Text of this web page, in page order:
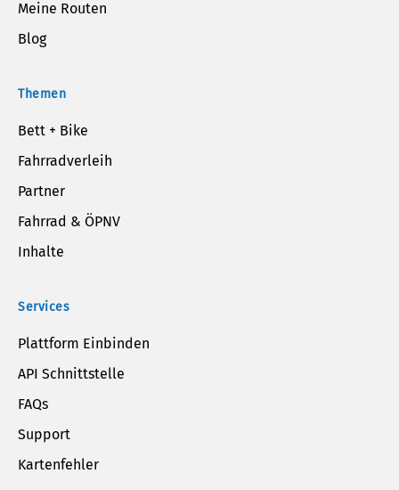
Meine Routen
Blog
Themen
Bett + Bike
Fahrradverleih
Partner
Fahrrad & ÖPNV
Inhalte
Services
Plattform Einbinden
API Schnittstelle
FAQs
Support
Kartenfehler